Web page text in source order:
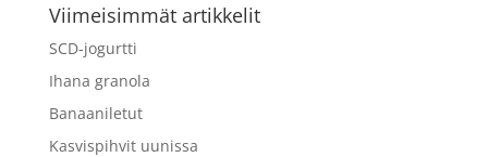
Viimeisimmät artikkelit
SCD-jogurtti
Ihana granola
Banaaniletut
Kasvispihvit uunissa